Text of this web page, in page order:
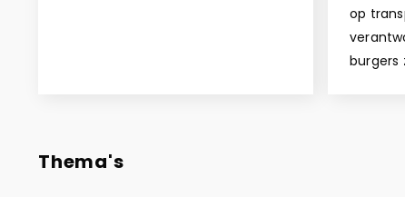
op
burgers
Thema's